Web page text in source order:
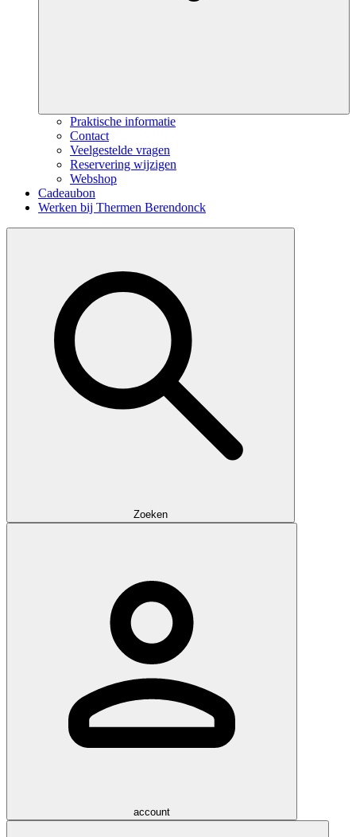
Praktische informatie
Contact
Veelgestelde vragen
Reservering wijzigen
Webshop
Cadeaubon
Werken bij Thermen Berendonck
Zoeken
account